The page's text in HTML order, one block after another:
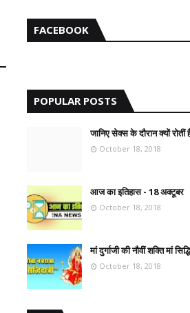
FACEBOOK
POPULAR POSTS
जानिए सेक्स के दौरान क्यों
October 18, 2018
आज का इतिहास - 18 अक्टूबर
October 18, 2018
मां दुर्गाजी की नौवीं शक्ति मां
October 18, 2018